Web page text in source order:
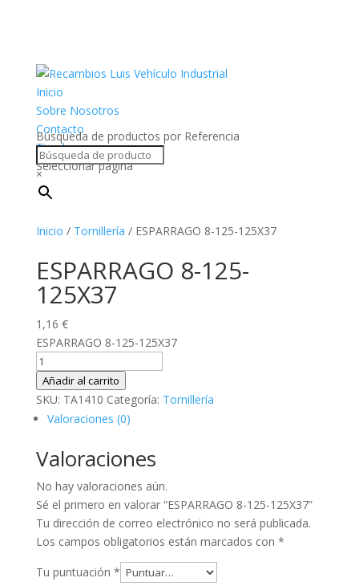
Inicio
Sobre Nosotros
Contacto
Tienda
Seleccionar página
Búsqueda de productos por Referencia
×
Inicio / Tornillería / ESPARRAGO 8-125-125X37
ESPARRAGO 8-125-
125X37
1,16 €
ESPARRAGO 8-125-125X37
ESPARRAGO
8-
125-
125X37
Añadir al carrito
SKU: TA1410 Categoría: Tornillería
Valoraciones (0)
Valoraciones
No hay valoraciones aún.
Sé el primero en valorar “ESPARRAGO 8-125-125X37”
Tu dirección de correo electrónico no será publicada.
Los campos obligatorios están marcados con *
Tu puntuación *